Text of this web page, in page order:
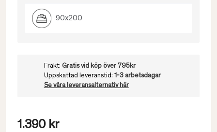
90x200
Frakt: Gratis vid köp över 795kr
Uppskattad leveranstid: 1-3 arbetsdagar
Se våra leveransalternativ här
1.390 kr